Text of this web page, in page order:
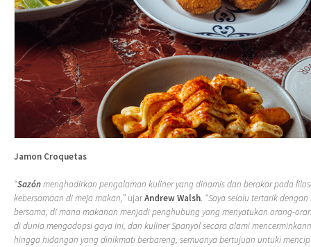
Jamon Croquetas
“Sazónmenghadirkan pengalaman kuliner yang dinamis dan berakar pada
kebersamaan di meja makan,” ujarAndrew Walsh. “Saya selalu tertarik
bersama, di mana makanan menjadi penghubung yang menyatukan orang-
di dunia mengadopsi gaya ini, dan kuliner Spanyol secara alami
hingga hidangan yang dinikmati berbareng, semuanya bertujuan untuki